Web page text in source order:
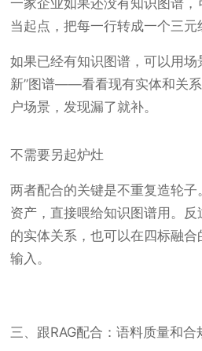
一家企业如果还没有知识图谱
当起点，把每一行转成一个三元
如果已经有知识图谱，可以用场
新”图谱——看看现有实体和关
户场景，发现漏了就补。
不需要另起炉灶
两者配合的关键是不重复造轮
资产，直接喂给知识图谱用。
的实体关系，也可以在四标融
输入。
三、跟RAG配合：语料质量和